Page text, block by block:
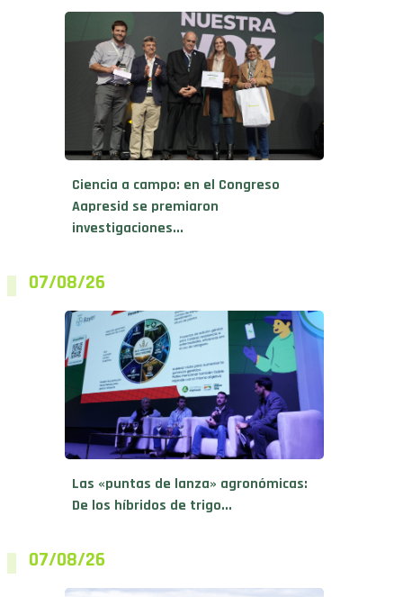
Ciencia a campo: en el Congreso
Aapresid se premiaron
investigaciones...
07/08/26
Las «puntas de lanza» agronómicas:
De los híbridos de trigo...
07/08/26